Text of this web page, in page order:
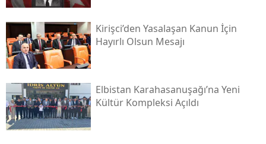
Kirişci’den Yasalaşan Kanun İçin
Hayırlı Olsun Mesajı
Elbistan Karahasanuşağı’na Yeni
Kültür Kompleksi Açıldı